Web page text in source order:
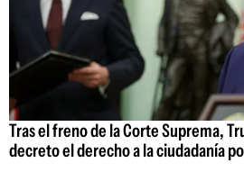
Tras el freno de la Corte Suprema,
decreto el derecho a la ciudadanía